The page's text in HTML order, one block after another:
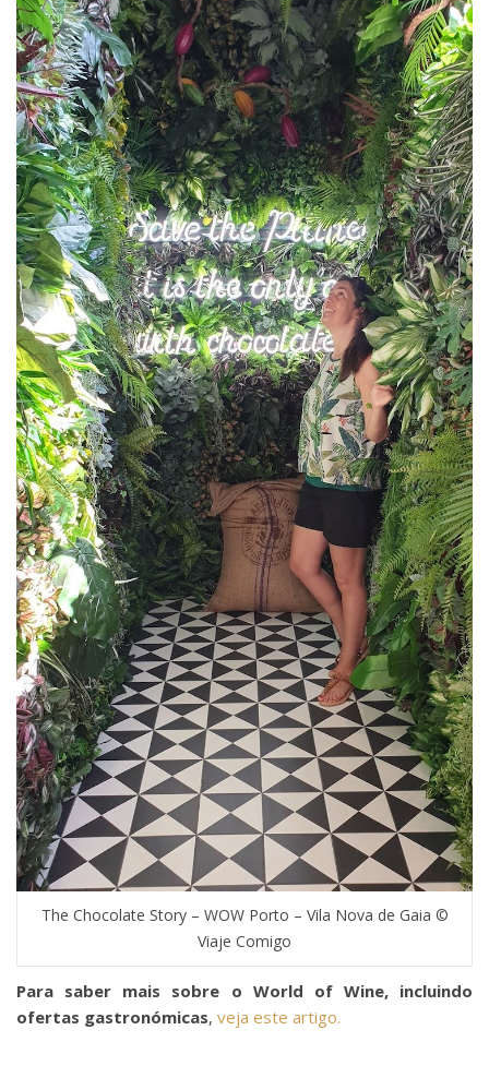
The Chocolate Story – WOW Porto – Vila Nova de Gaia ©
Viaje Comigo
Para saber mais sobre o World of Wine, incluindo
ofertas gastronómicas, veja este artigo.